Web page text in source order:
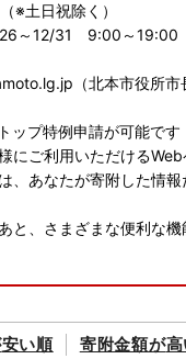
※土日祝除く）
26～12/31 9:00～19:00
（北本市役所市
プ特例申請が可能です
にご利用いただける
、あなたが寄附した情
と、さまざまな便利な機
関する問い合わせ先／送
ロモーション・広報担
安い順 寄附金額が